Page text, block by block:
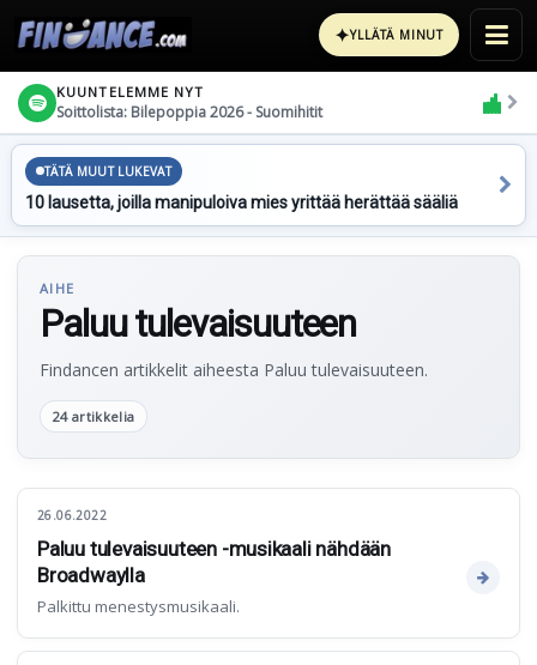
✦YLLÄTÄ MINUT
KUUNTELEMME NYT
Soittolista: Bilepoppia 2026 - Suomihitit
TÄTÄ MUUT LUKEVAT
10 lausetta, joilla manipuloiva mies yrittää herättää sääliä
AIHE
Paluu tulevaisuuteen
Findancen artikkelit aiheesta Paluu tulevaisuuteen.
24 artikkelia
26.06.2022
Paluu tulevaisuuteen -musikaali nähdään
Broadwaylla
Palkittu menestysmusikaali.